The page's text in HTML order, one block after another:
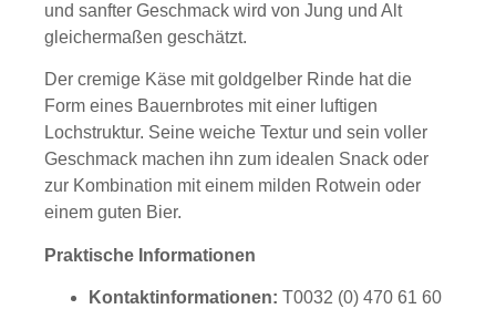
und sanfter Geschmack wird von Jung und Alt
gleichermaßen geschätzt.
Der cremige Käse mit goldgelber Rinde hat die
Form eines Bauernbrotes mit einer luftigen
Lochstruktur. Seine weiche Textur und sein voller
Geschmack machen ihn zum idealen Snack oder
zur Kombination mit einem milden Rotwein oder
einem guten Bier.
Praktische Informationen
Kontaktinformationen: T0032 (0) 470 61 60